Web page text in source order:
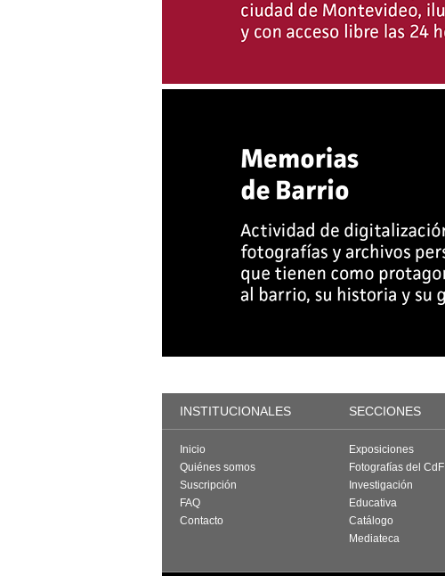
INSTITUCIONALES SECCIONES
Inicio
Quiénes somos
Suscripción
FAQ
Contacto
Exposiciones
Fotografías del CdF
Investigación
Educativa
Catálogo
Mediateca